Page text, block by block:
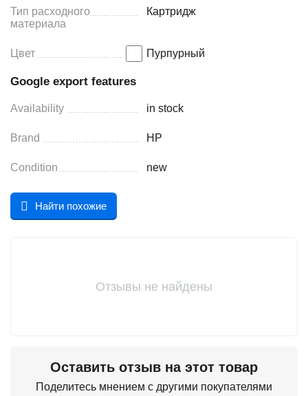
Тип расходного
материала
Картридж
Цвет Пурпурный
Google export features
Availability in stock
Brand HP
Condition new
Найти похожие
Отзывы не найдены
Оставить отзыв на этот товар
Поделитесь мнением с другими покупателями